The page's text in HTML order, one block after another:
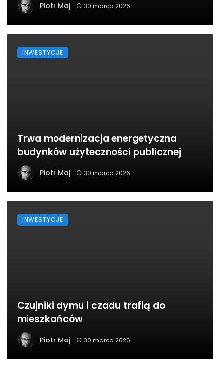
Piotr Maj 30 marca 2026
Trwa modernizacja energetyczna
budynków użyteczności publicznej
Piotr Maj 30 marca 2026
INWESTYCJE
Czujniki dymu i czadu trafią do
mieszkańców
Piotr Maj 30 marca 2026
INWESTYCJE